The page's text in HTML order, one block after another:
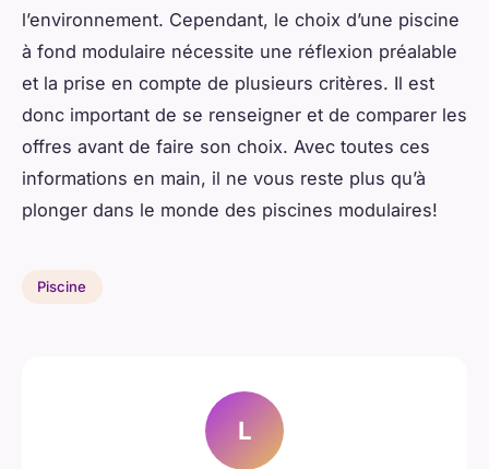
l’environnement. Cependant, le choix d’une piscine
à fond modulaire nécessite une réflexion préalable
et la prise en compte de plusieurs critères. Il est
donc important de se renseigner et de comparer les
offres avant de faire son choix. Avec toutes ces
informations en main, il ne vous reste plus qu’à
plonger dans le monde des piscines modulaires!
Piscine
L